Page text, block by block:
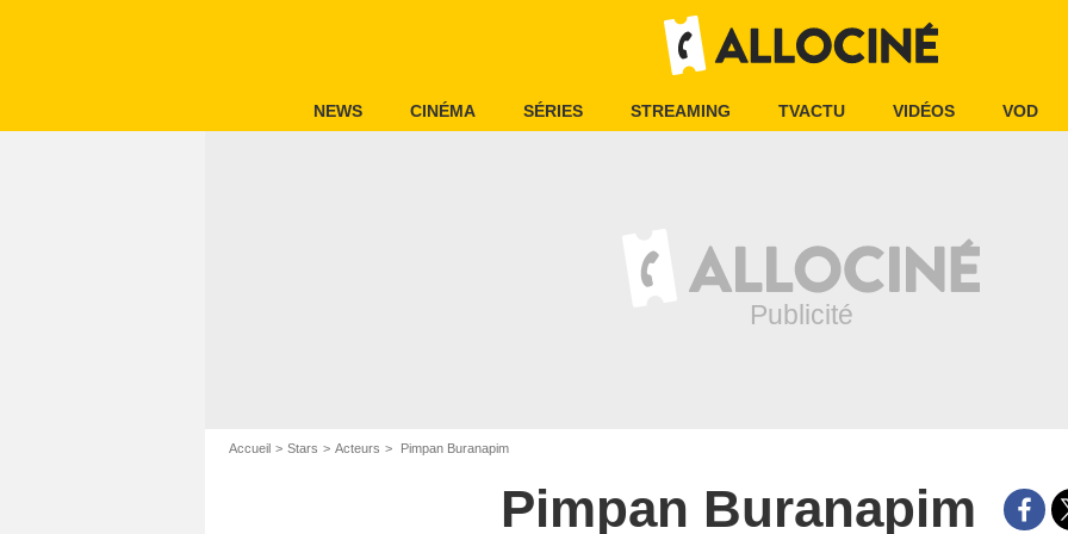
NEWS CINÉMA SÉRIES STREAMING TVACTU VIDÉOS VOD
Accueil Stars Acteurs Pimpan Buranapim
Pimpan Buranapim